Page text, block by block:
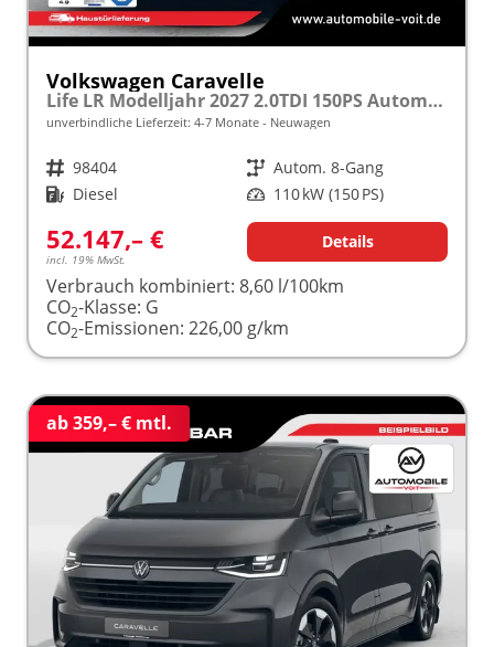
Volkswagen Caravelle
Life LR Modelljahr 2027 2.0TDI 150PS Autom. 4MOTION SHZ/STHZ/KAMERA/TEMPOMAT/LED/SMARTLINK frei konfigurierbar!
unverbindliche Lieferzeit: 4-7 Monate Neuwagen
Fahrzeugnr. 98404 Getriebe Autom. 8-Gang
Kraftstoff Diesel Leistung 110 kW (150 PS)
52.147,– €
incl. 19% MwSt.
Details
Verbrauch kombiniert: 8,60 l/100km
CO2-Klasse: G
CO2-Emissionen: 226,00 g/km
ab 359,– € mtl.